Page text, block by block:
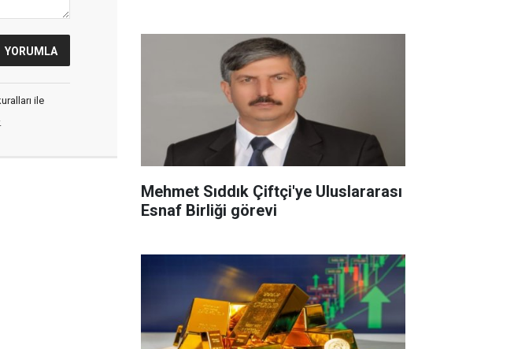
ile
Mehmet Sıddık Çiftçi'ye Uluslararası
Esnaf Birliği görevi